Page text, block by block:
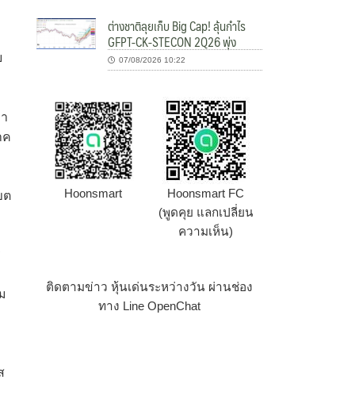
ค
ต
ต่างชาติลุยเก็บ Big Cap! ลุ้นกำไร
GFPT-CK-STECON 2Q26 พุ่ง
07/08/2026 10:22
Hoonsmart
Hoonsmart FC
(พูดคุย แลกเปลี่ยน
ความเห็น)
ติดตามข่าว หุ้นเด่นระหว่างวัน ผ่านช่อง
ทาง Line OpenChat